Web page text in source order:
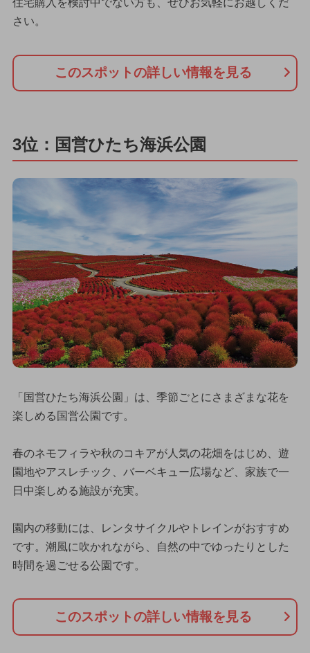
住宅購入を検討中でない方も、ぜひお気軽にお越しくだ
さい。
このスポットの詳しい情報を見る
3位：国営ひたち海浜公園
「国営ひたち海浜公園」は、季節ごとにさまざまな花を
楽しめる国営公園です。
春のネモフィラや秋のコキアが人気の花畑をはじめ、遊
園地やアスレチック、バーベキュー広場など、家族で一
日中楽しめる施設が充実。
園内の移動には、レンタサイクルやトレインがおすすめ
です。潮風に吹かれながら、自然の中でゆったりとした
時間を過ごせる公園です。
このスポットの詳しい情報を見る